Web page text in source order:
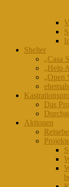
Shelter
„Casa
„Help
„Open
Das
Aktionen